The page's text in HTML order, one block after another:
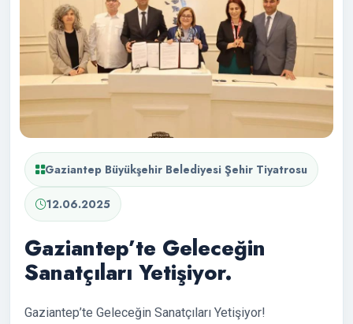
Gaziantep Büyükşehir Belediyesi Şehir Tiyatrosu
12.06.2025
Gaziantep’te Geleceğin
Sanatçıları Yetişiyor.
Gaziantep’te Geleceğin Sanatçıları Yetişiyor!